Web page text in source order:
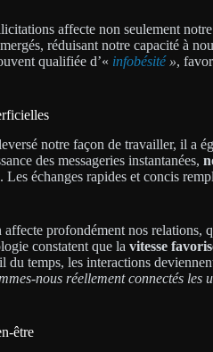
affecte non seulement
réduisant notre capacité à
qualifiée d’« infobésité»,
notre façon de travailler, il a
des messageries instantanées,
Les échanges rapides et concis
profondément nos relations,
constatent que la vitesse
temps, les interactions
nous réellement connectés les
être